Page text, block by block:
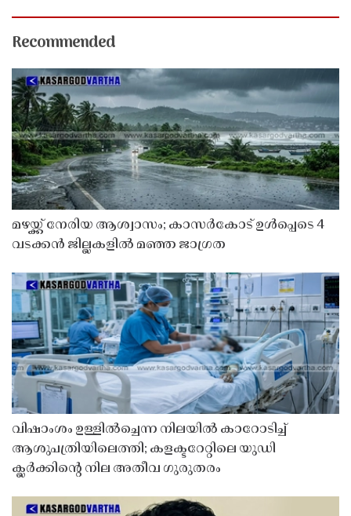
Recommended
മഴയ്ക്ക് നേരിയ ആശ്വാസം; കാസർകോട് ഉൾപ്പെടെ 4
വടക്കൻ ജില്ലകളിൽ മഞ്ഞ ജാഗ്രത
വിഷാംശം ഉള്ളിൽച്ചെന്ന നിലയിൽ കാറോടിച്ച്
ആശുപത്രിയിലെത്തി; കളക്ടറേറ്റിലെ യുഡി
ക്ലർക്കിൻ്റെ നില അതീവ ഗുരുതരം